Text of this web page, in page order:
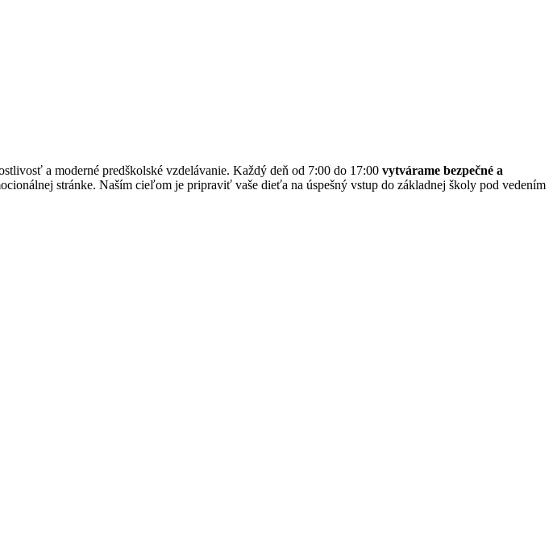
a moderné predškolské vzdelávanie. Každý deň od 7:00 do 17:00 vytvárame bezpečné a
stránke. Naším cieľom je pripraviť vaše dieťa na úspešný vstup do základnej školy pod vedením